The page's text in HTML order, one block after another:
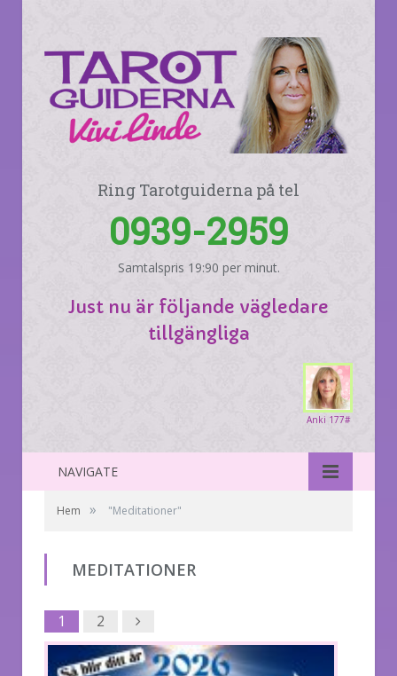
Ring Tarotguiderna på tel
0939-2959
Samtalspris 19:90 per minut.
Just nu är följande vägledare
tillgängliga
Anki 177#
NAVIGATE
Hem » "Meditationer"
MEDITATIONER
1 2 Next